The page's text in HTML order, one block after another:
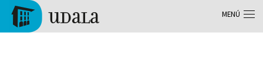
Pasar al contenido principal
MENÚ